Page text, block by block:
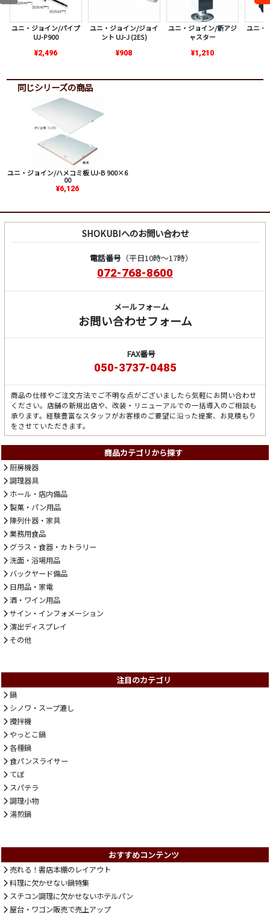
ユニ・ジョイン/パイプ
UJ-P900
¥2,496
ユニ・ジョイン/ジョイ
ント UJ-J (2ES)
¥908
ユニ・ジョイン/新アジ
ャスター
¥1,210
ユニ・
同じシリーズの商品
ユニ・ジョイン/ハメコミ板 UJ-B 900×6
00
¥6,126
SHOKUBIへのお問い合わせ
電話番号（平日10時～17時）
072-768-8600
メールフォーム
お問い合わせフォーム
FAX番号
050-3737-0485
商品の仕様やご注文方法でご不明な点がございましたら気軽にお問い合わせ
ください。店舗の新規出店や、改装・リニューアルでの一括導入のご相談も
承ります。経験豊富なスタッフがお客様のご要望に沿った提案、お見積もり
をさせていただきます。
商品カテゴリから探す
厨房機器
調理器具
ホール・店内備品
製菓・パン用品
陳列什器・家具
業務用食品
グラス・食器・カトラリー
洗面・浴場用品
バックヤード備品
日用品・家電
酒・ワイン用品
サイン・インフォメーション
演出ディスプレイ
その他
注目のカテゴリ
鍋
シノワ・スープ漉し
攪拌機
やっとこ鍋
各種鍋
食パンスライサー
てぼ
スパテラ
調理小物
湯煎鍋
おすすめコンテンツ
売れる！書店本棚のレイアウト
料理に欠かせない鍋特集
スチコン調理に欠かせないホテルパン
屋台・ワゴン販売で売上アップ